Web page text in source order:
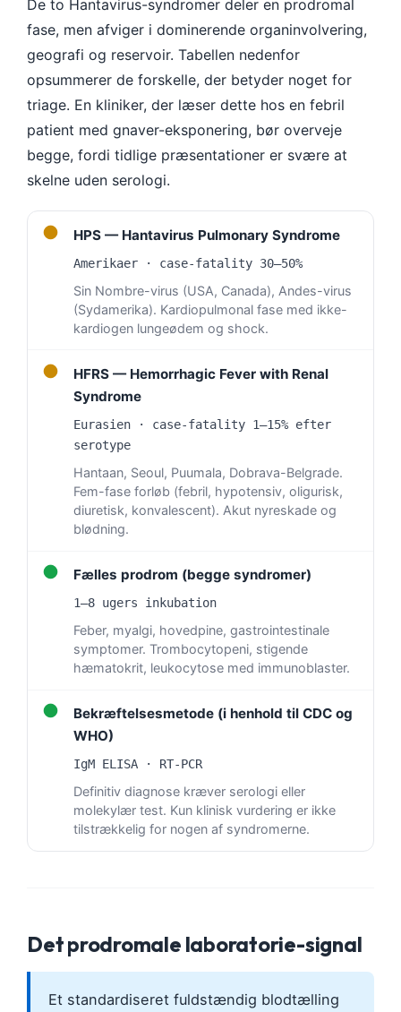
De to Hantavirus-syndromer deler en prodromal
fase, men afviger i dominerende organinvolvering,
geografi og reservoir. Tabellen nedenfor
opsummerer de forskelle, der betyder noget for
triage. En kliniker, der læser dette hos en febril
patient med gnaver-eksponering, bør overveje
begge, fordi tidlige præsentationer er svære at
skelne uden serologi.
● HPS — Hantavirus Pulmonary Syndrome
Amerikaer · case-fatality 30–50%
Sin Nombre-virus (USA, Canada), Andes-virus
(Sydamerika). Kardiopulmonal fase med ikke-
kardiogen lungeødem og shock.
●
HFRS — Hemorrhagic Fever with Renal
Syndrome
Eurasien · case-fatality 1–15% efter
serotype
Hantaan, Seoul, Puumala, Dobrava-Belgrade.
Fem-fase forløb (febril, hypotensiv, oligurisk,
diuretisk, konvalescent). Akut nyreskade og
blødning.
● Fælles prodrom (begge syndromer)
1–8 ugers inkubation
Feber, myalgi, hovedpine, gastrointestinale
symptomer. Trombocytopeni, stigende
hæmatokrit, leukocytose med immunoblaster.
●
Bekræftelsesmetode (i henhold til CDC og
WHO)
IgM ELISA · RT-PCR
Definitiv diagnose kræver serologi eller
molekylær test. Kun klinisk vurdering er ikke
tilstrækkelig for nogen af syndromerne.
Det prodromale laboratorie-signal
Et standardiseret fuldstændig blodtælling